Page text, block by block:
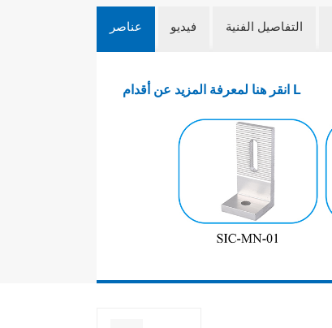
عناصر فيديو التفاصيل الفنية
انقر هنا لمعرفة المزيد عن أقدام L